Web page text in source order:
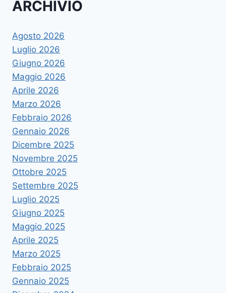
ARCHIVIO
Agosto 2026
Luglio 2026
Giugno 2026
Maggio 2026
Aprile 2026
Marzo 2026
Febbraio 2026
Gennaio 2026
Dicembre 2025
Novembre 2025
Ottobre 2025
Settembre 2025
Luglio 2025
Giugno 2025
Maggio 2025
Aprile 2025
Marzo 2025
Febbraio 2025
Gennaio 2025